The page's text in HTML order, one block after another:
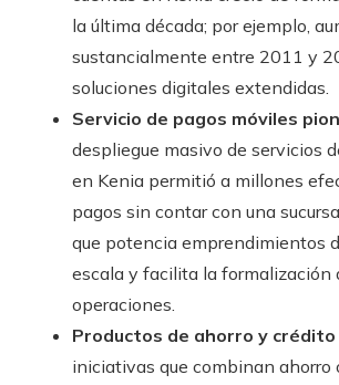
la última década; por ejemplo,
sustancialmente entre 2011 y
soluciones digitales extendidas.
Servicio de pagos móviles
despliegue masivo de servicios
en Kenia permitió a millones
pagos sin contar con una
que potencia emprendimientos
escala y facilita la formalización
operaciones.
Productos de ahorro y
iniciativas que combinan ahorro